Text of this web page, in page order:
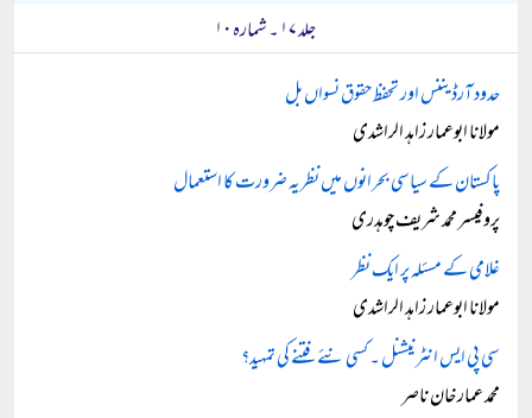
جلد ۱۷ ۔ شمارہ ۱۰
حدود آرڈیننس اور تحفظ حقوق نسواں بل
مولانا ابوعمار زاہد الراشدی
پاکستان کے سیاسی بحرانوں میں نظریہ ضرورت کا استعمال
پروفیسر محمد شریف چوہدری
غلامی کے مسئلہ پر ایک نظر
مولانا ابوعمار زاہد الراشدی
سی پی ایس انٹرنیشنل ۔ کسی نئے فتنے کی تمہید؟
محمد عمار خان ناصر